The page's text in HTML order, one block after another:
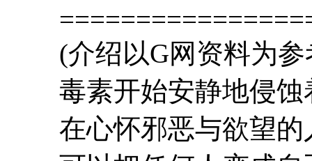
(介绍以G网资料为参
毒素开始安静地侵蚀
在心怀邪恶与欲望